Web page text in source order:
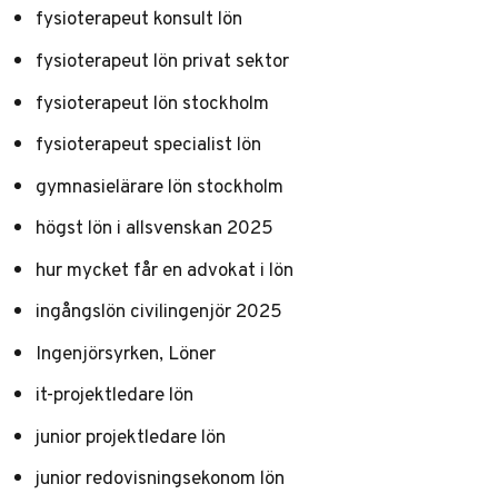
fysioterapeut konsult lön
fysioterapeut lön privat sektor
fysioterapeut lön stockholm
fysioterapeut specialist lön
gymnasielärare lön stockholm
högst lön i allsvenskan 2025
hur mycket får en advokat i lön
ingångslön civilingenjör 2025
Ingenjörsyrken, Löner
it-projektledare lön
junior projektledare lön
junior redovisningsekonom lön